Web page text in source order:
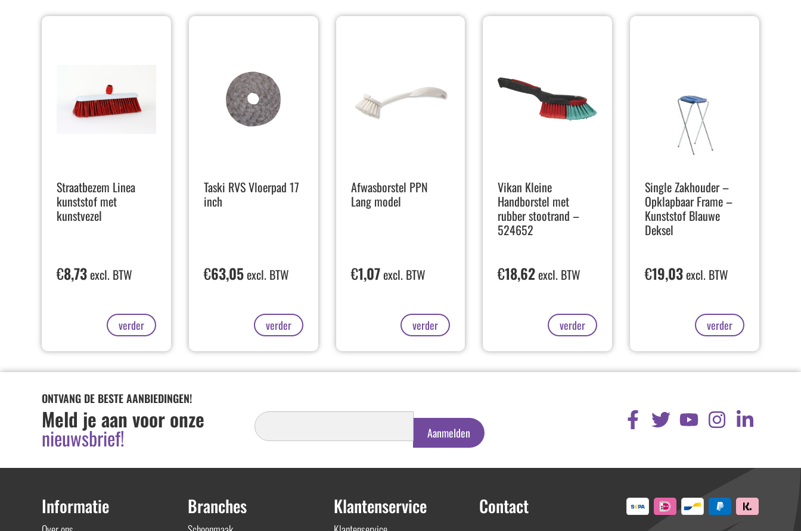
Straatbezem Linea
kunststof met
kunstvezel
€8,73excl. BTW
verder
Taski RVS Vloerpad 17
inch
€63,05excl. BTW
verder
Afwasborstel PPN
Lang model
€1,07excl. BTW
verder
Vikan Kleine
Handborstel met
rubber stootrand –
524652
€18,62excl. BTW
verder
Single Zakhouder –
Opklapbaar Frame –
Kunststof Blauwe
Deksel
€19,03excl. BTW
verder
ONTVANG DE BESTE AANBIEDINGEN!
Meld je aan voor onze
nieuwsbrief!
Inschrijven
Nieuwsbrief
Aanmelden
Informatie Branches Klantenservice Contact